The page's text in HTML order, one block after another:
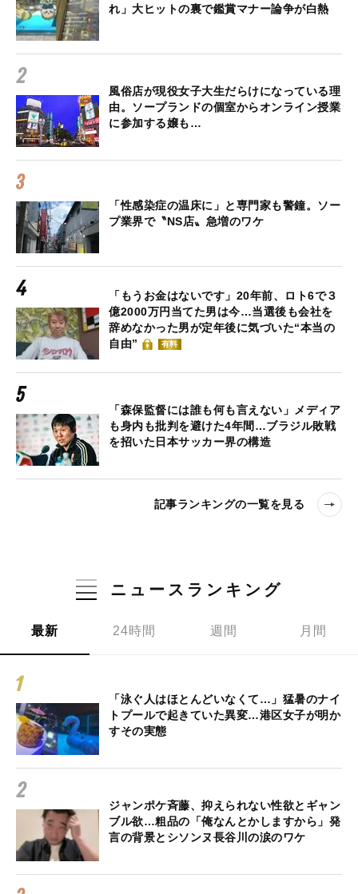
れ」大ヒットの裏で鑑賞マナー論争が白熱
風俗店が現役女子大生だらけになっている理
由。ソープランドの個室からオンライン授業
に参加する嬢も…
「性感染症の温床に」と専門家も警鐘。ソー
プ業界で〝NS店〟急増のワケ
「もうお金はないです」20年前、ロト6で３
億2000万円当てた男は今…当選後も会社を
辞めなかった男が定年後に気づいた“本当の
自由”
有料
「森保監督には誰も何も言えない」メディア
も身内も批判を避けた4年間…ブラジル敗戦
を招いた日本サッカー界の構造
記事ランキングの一覧を見る
ニュースランキング
最新 24時間 週間 月間
「泳ぐ人はほとんどいなくて…」猛暑のナイ
トプールで起きていた異変…港区女子が明か
すその実態
ジャンポケ斉藤、抑えられない性欲とギャン
ブル欲…粗品の「俺なんとかしますから」発
言の背景とシソンヌ長谷川の涙のワケ